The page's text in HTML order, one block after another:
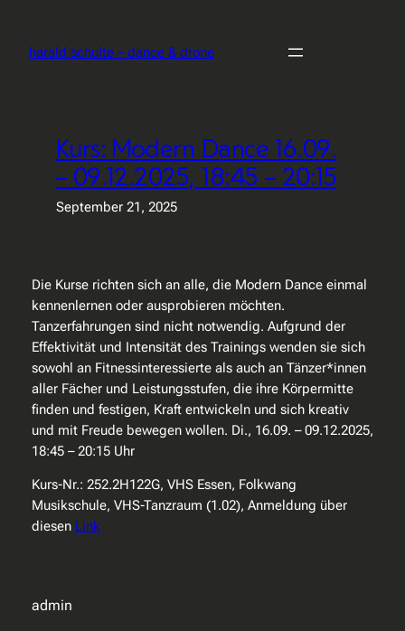
springen
harald schulte – dance & drone
Kurs: Modern Dance 16.09.
– 09.12.2025, 18:45 – 20:15
September 21, 2025
Die Kurse richten sich an alle, die Modern Dance einmal
kennenlernen oder ausprobieren möchten.
Tanzerfahrungen sind nicht notwendig. Aufgrund der
Effektivität und Intensität des Trainings wenden sie sich
sowohl an Fitnessinteressierte als auch an Tänzer*innen
aller Fächer und Leistungsstufen, die ihre Körpermitte
finden und festigen, Kraft entwickeln und sich kreativ
und mit Freude bewegen wollen. Di., 16.09. – 09.12.2025,
18:45 – 20:15 Uhr
Kurs-Nr.: 252.2H122G, VHS Essen, Folkwang
Musikschule, VHS-Tanzraum (1.02), Anmeldung über
diesen Link
admin